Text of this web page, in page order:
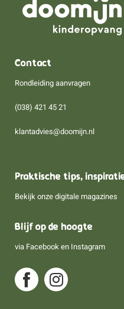
Contact
Rondleiding aanvragen
(038) 421 45 21
klantadvies@doomijn.nl
Praktische tips,
Bekijk onze digitale magazines
Blijf op de hoogte
via Facebook en Instagram